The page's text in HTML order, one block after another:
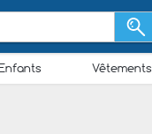
Vêtements